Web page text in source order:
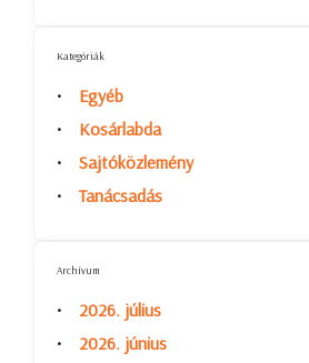
Kategóriák
Egyéb
Kosárlabda
Sajtóközlemény
Tanácsadás
Archívum
2026. július
2026. június